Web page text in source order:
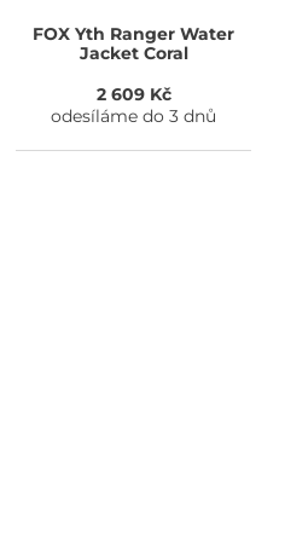
FOX Yth Ranger Water
Jacket Coral
2 609 Kč
odesíláme do 3 dnů